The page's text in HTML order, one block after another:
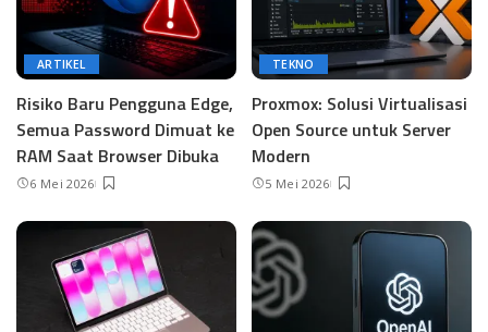
ARTIKEL
Risiko Baru Pengguna Edge,
Semua Password Dimuat ke
RAM Saat Browser Dibuka
6 Mei 2026
TEKNO
Proxmox: Solusi Virtualisasi
Open Source untuk Server
Modern
5 Mei 2026